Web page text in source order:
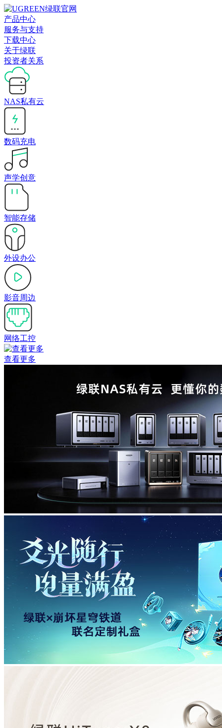
产品中心
服务与支持
下载中心
关于绿联
投资者关系
NAS私有云
数码充电
声学创意
智能存储
外设办公
影音周边
网络工控
查看更多